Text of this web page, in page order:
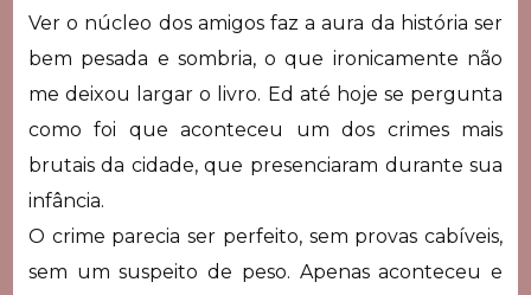
Ver o núcleo dos amigos faz a aura da história ser
bem pesada e sombria, o que ironicamente não
me deixou largar o livro. Ed até hoje se pergunta
como foi que aconteceu um dos crimes mais
brutais da cidade, que presenciaram durante sua
infância.
O crime parecia ser perfeito, sem provas cabíveis,
sem um suspeito de peso. Apenas aconteceu e